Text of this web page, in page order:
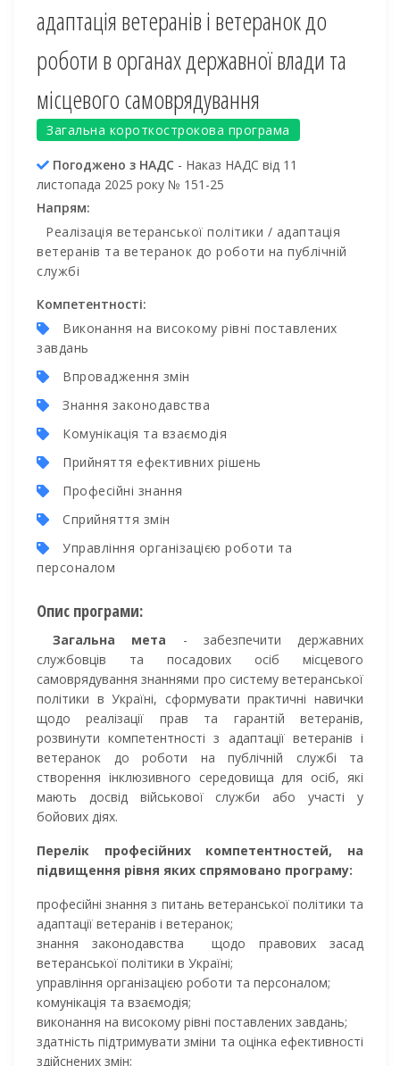
адаптація ветеранів і ветеранок до
роботи в органах державної влади та
місцевого самоврядування
Загальна короткострокова програма
Погоджено з НАДС - Наказ НАДС від 11
листопада 2025 року № 151-25
Напрям:
Реалізація ветеранської політики / адаптація
ветеранів та ветеранок до роботи на публічній
службі
Компетентності:
Виконання на високому рівні поставлених
завдань
Впровадження змін
Знання законодавства
Комунікація та взаємодія
Прийняття ефективних рішень
Професійні знання
Сприйняття змін
Управління організацією роботи та
персоналом
Опис програми:
Загальна мета - забезпечити державних
службовців та посадових осіб місцевого
самоврядування знаннями про систему ветеранської
політики в Україні, сформувати практичні навички
щодо реалізації прав та гарантій ветеранів,
розвинути компетентності з адаптації ветеранів і
ветеранок до роботи на публічній службі та
створення інклюзивного середовища для осіб, які
мають досвід військової служби або участі у
бойових діях.
Перелік професійних компетентностей, на
підвищення рівня яких спрямовано програму:
професійні знання з питань ветеранської політики та
адаптації ветеранів і ветеранок;
знання законодавства щодо правових засад
ветеранської політики в Україні;
управління організацією роботи та персоналом;
комунікація та взаємодія;
виконання на високому рівні поставлених завдань;
здатність підтримувати зміни та оцінка ефективності
здійснених змін;